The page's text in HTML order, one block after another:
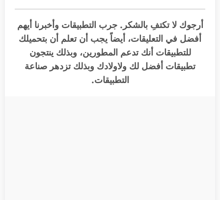
أرجوك لا تكتفِ بالشكر. جرب التطبيقات وأخبرنا أيهم
أفضل في التعليقات، أيضاً يجب أن تعلم أن بتحميلك
للتطبيقات أنك تدعم المطورين، وبذلك ينتجون
تطبيقات أفضل لك ولاولادك وبذلك تزدهر صناعة
التطبيقات.